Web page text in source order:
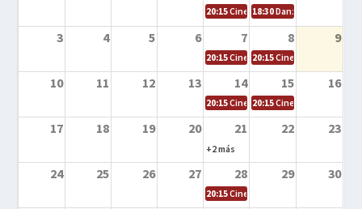
20:15Cine en la calle – Cómo
18:30Danza – Cita en el
3 4 5 6 7 8 9
20:15Cine en la calle – El niño y la
20:15Cine en la calle –
10 11 12 13 14 15 16
20:15Cine en la calle – Tortugas
20:15Cine en la calle –
17 18 19 20 21 22 23
+2 más
24 25 26 27 28 29 30
20:15Cine en el calle – Tintín y el